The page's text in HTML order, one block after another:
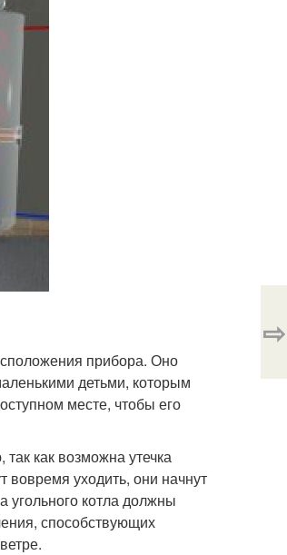
прибора. Оно
детьми, которым
месте, чтобы его
как возможна утечка
вовремя уходить, они начнут
угольного котла должны
способствующих
⇨